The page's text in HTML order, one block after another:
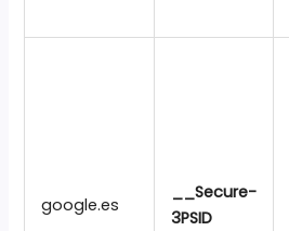
google.es
__Secure-
3PSID